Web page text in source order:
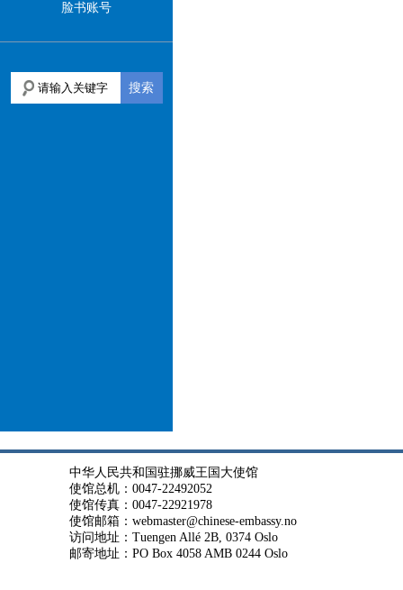
脸书账号
搜索
中华人民共和国驻挪威王国大使馆
使馆总机：0047-22492052
使馆传真：0047-22921978
使馆邮箱：webmaster@chinese-embassy.no
访问地址：Tuengen Allé 2B, 0374 Oslo
邮寄地址：PO Box 4058 AMB 0244 Oslo